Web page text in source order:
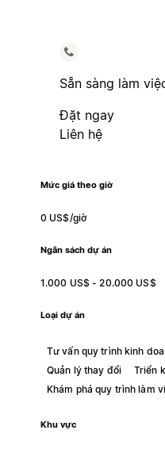
Sẵn sàng làm
Đặt ngay
Liên hệ
Mức giá theo giờ
0 US$/giờ
Ngân sách dự án
1.000 US$ - 20.000 US$
Loại dự án
Tư vấn quy trình kinh
Quản lý thay đổi
Triển
Khám phá quy trình làm
Khu vực